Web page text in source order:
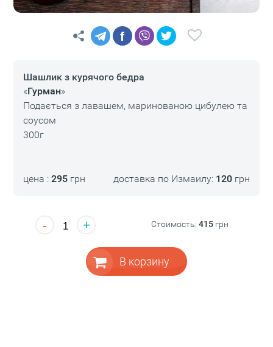
f
Шашлик з курячого бедра
«Гурман»
Подається з лавашем, маринованою цибулею та
соусом
300г
цена : 295грн доставка по Измаилу: 120 грн
- + Стоимость:415 грн
В корзину